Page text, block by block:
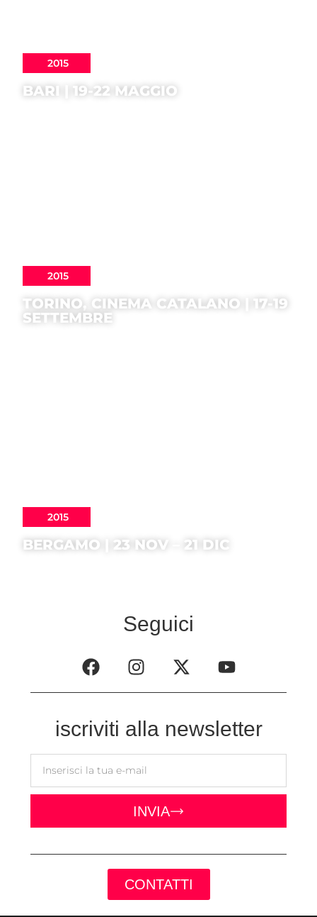
2015
BARI | 19-22 MAGGIO
2015
TORINO, CINEMA CATALANO | 17-19
SETTEMBRE
2015
BERGAMO | 23 NOV – 21 DIC
Seguici
iscriviti alla newsletter
INVIA
CONTATTI